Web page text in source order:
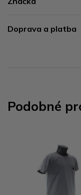
Doprava a platba
Podobné